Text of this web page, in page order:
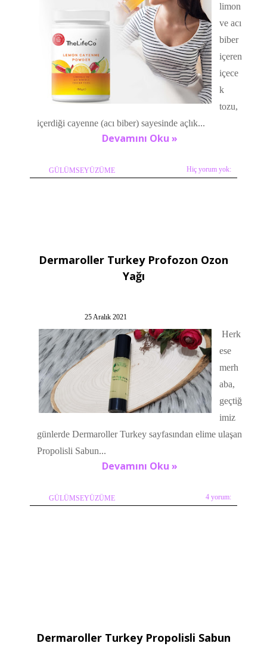
limon
ve acı
biber
içeren
içece
k
tozu,
içerdiği cayenne (acı biber) sayesinde açlık...
Devamını Oku »
GÜLÜMSEYÜZÜME Hiç yorum yok:
Dermaroller Turkey Profozon Ozon
Yağı
25 Aralık 2021
Herk
ese
merh
aba,
geçtiğ
imiz
günlerde Dermaroller Turkey sayfasından elime ulaşan
Propolisli Sabun...
Devamını Oku »
GÜLÜMSEYÜZÜME 4 yorum:
Dermaroller Turkey Propolisli Sabun